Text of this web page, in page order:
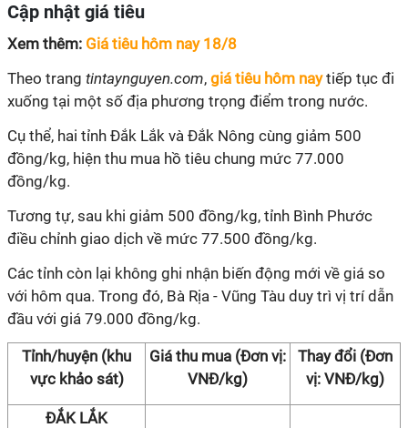
Cập nhật giá tiêu
Xem thêm: Giá tiêu hôm nay 18/8
Theo trang tintaynguyen.com, giá tiêu hôm naytiếp tục đi
xuống tại một số địa phương trọng điểm trong nước.
Cụ thể, hai tỉnh Đắk Lắk và Đắk Nông cùng giảm 500
đồng/kg, hiện thu mua hồ tiêu chung mức 77.000
đồng/kg.
Tương tự, sau khi giảm 500 đồng/kg, tỉnh Bình Phước
điều chỉnh giao dịch về mức 77.500 đồng/kg.
Các tỉnh còn lại không ghi nhận biến động mới về giá so
với hôm qua. Trong đó, Bà Rịa - Vũng Tàu duy trì vị trí dẫn
đầu với giá 79.000 đồng/kg.
Tỉnh/huyện (khu
vực khảo sát)
Giá thu mua (Đơn vị:
VNĐ/kg)
Thay đổi (Đơn
vị: VNĐ/kg)
ĐẮK LẮK